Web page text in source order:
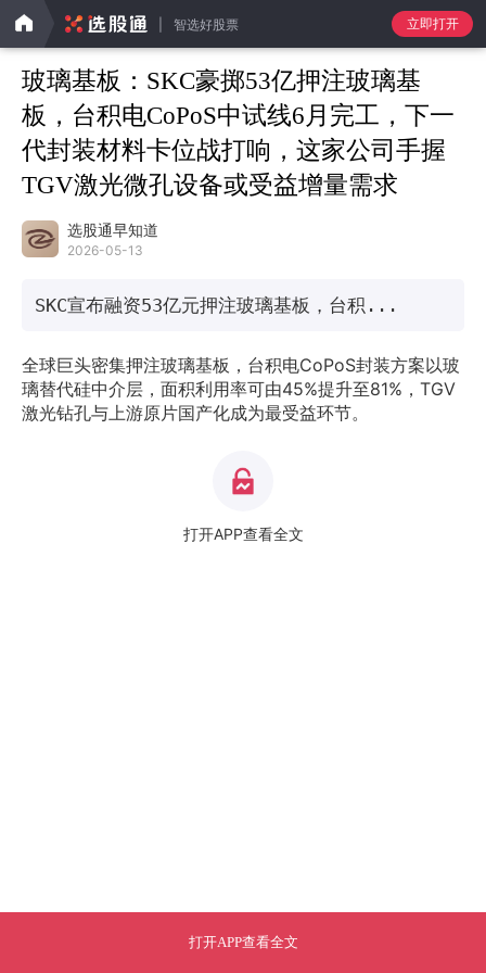
智选好股票 立即打开
玻璃基板：SKC豪掷53亿押注玻璃基
板，台积电CoPoS中试线6月完工，下一
代封装材料卡位战打响，这家公司手握
TGV激光微孔设备或受益增量需求
选股通早知道
2026-05-13
SKC宣布融资53亿元押注玻璃基板，台积...
全球巨头密集押注玻璃基板，台积电CoPoS封装方案以玻
璃替代硅中介层，面积利用率可由45%提升至81%，TGV
激光钻孔与上游原片国产化成为最受益环节。
打开APP查看全文
打开APP查看全文